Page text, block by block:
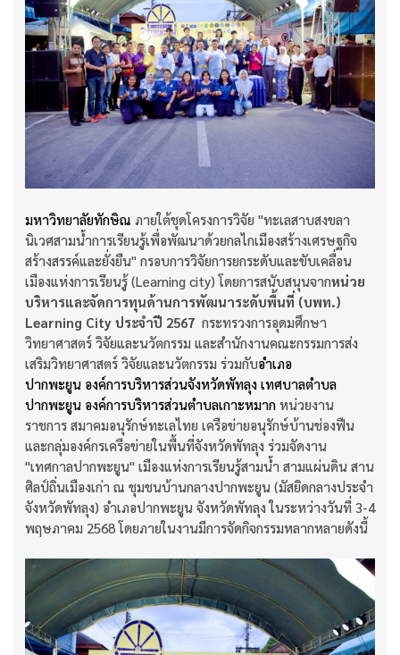
มหาวิทยาลัยทักษิณ ภายใต้ชุดโครงการวิจัย "ทะเลสาบสงขลา
นิเวศสามน้ำการเรียนรู้เพื่อพัฒนาด้วยกลไกเมืองสร้างเศรษฐกิจ
สร้างสรรค์และยั่งยืน" กรอบการวิจัยการยกระดับและขับเคลื่อน
เมืองแห่งการเรียนรู้ (Learning city) โดยการสนับสนุนจากหน่วย
บริหารและจัดการทุนด้านการพัฒนาระดับพื้นที่ (บพท.)
Learning City ประจำปี 2567 กระทรวงการอุดมศึกษา
วิทยาศาสตร์ วิจัยและนวัตกรรม และสำนักงานคณะกรรมการส่ง
เสริมวิทยาศาสตร์ วิจัยและนวัตกรรม ร่วมกับอำเภอ
ปากพะยูน องค์การบริหารส่วนจังหวัดพัทลุง เทศบาลตำบล
ปากพะยูน องค์การบริหารส่วนตำบลเกาะหมาก หน่วยงาน
ราชการ สมาคมอนุรักษ์ทะเลไทย เครือข่ายอนุรักษ์บ้านช่องฟืน
และกลุ่มองค์กรเครือข่ายในพื้นที่จังหวัดพัทลุง ร่วมจัดงาน
"เทศกาลปากพะยูน" เมืองแห่งการเรียนรู้สามน้ำ สามแผ่นดิน สาน
ศิลป์ถิ่นเมืองเก่า ณ ชุมชนบ้านกลางปากพะยูน (มัสยิดกลางประจำ
จังหวัดพัทลุง) อำเภอปากพะยูน จังหวัดพัทลุง ในระหว่างวันที่ 3-4
พฤษภาคม 2568 โดยภายในงานมีการจัดกิจกรรมหลากหลายดังนี้